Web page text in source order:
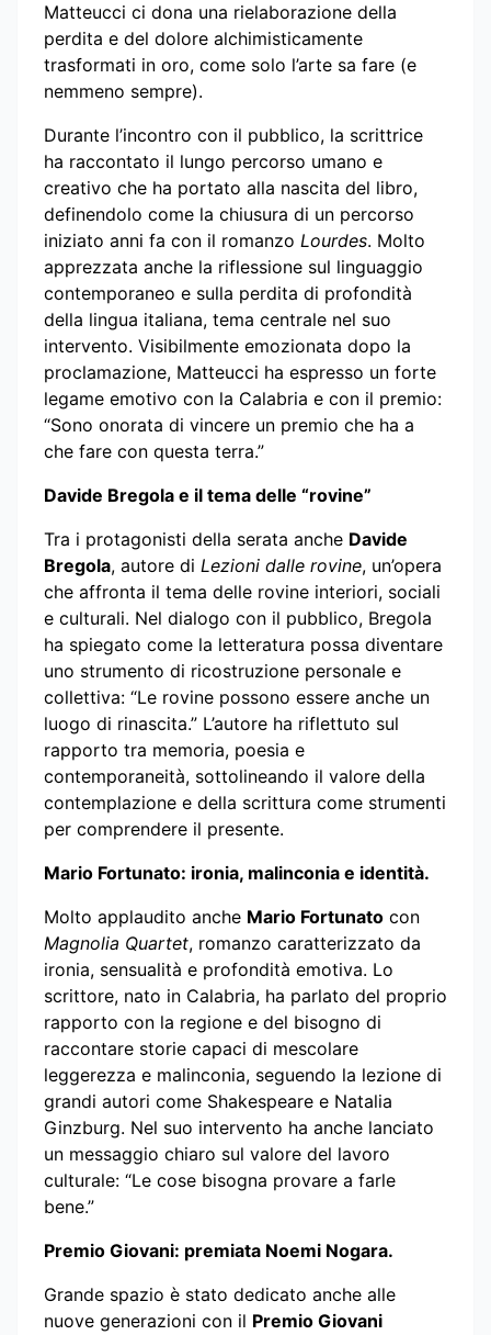
Matteucci ci dona una rielaborazione della
perdita e del dolore alchimisticamente
trasformati in oro, come solo l’arte sa fare (e
nemmeno sempre).
Durante l’incontro con il pubblico, la scrittrice
ha raccontato il lungo percorso umano e
creativo che ha portato alla nascita del libro,
definendolo come la chiusura di un percorso
iniziato anni fa con il romanzo Lourdes. Molto
apprezzata anche la riflessione sul linguaggio
contemporaneo e sulla perdita di profondità
della lingua italiana, tema centrale nel suo
intervento. Visibilmente emozionata dopo la
proclamazione, Matteucci ha espresso un forte
legame emotivo con la Calabria e con il premio:
“Sono onorata di vincere un premio che ha a
che fare con questa terra.”
Davide Bregola e il tema delle “rovine”
Tra i protagonisti della serata anche Davide
Bregola, autore di Lezioni dalle rovine, un’opera
che affronta il tema delle rovine interiori, sociali
e culturali. Nel dialogo con il pubblico, Bregola
ha spiegato come la letteratura possa diventare
uno strumento di ricostruzione personale e
collettiva: “Le rovine possono essere anche un
luogo di rinascita.” L’autore ha riflettuto sul
rapporto tra memoria, poesia e
contemporaneità, sottolineando il valore della
contemplazione e della scrittura come strumenti
per comprendere il presente.
Mario Fortunato: ironia, malinconia e identità.
Molto applaudito anche Mario Fortunato con
Magnolia Quartet, romanzo caratterizzato da
ironia, sensualità e profondità emotiva. Lo
scrittore, nato in Calabria, ha parlato del proprio
rapporto con la regione e del bisogno di
raccontare storie capaci di mescolare
leggerezza e malinconia, seguendo la lezione di
grandi autori come Shakespeare e Natalia
Ginzburg. Nel suo intervento ha anche lanciato
un messaggio chiaro sul valore del lavoro
culturale: “Le cose bisogna provare a farle
bene.”
Premio Giovani: premiata Noemi Nogara.
Grande spazio è stato dedicato anche alle
nuove generazioni con il Premio Giovani